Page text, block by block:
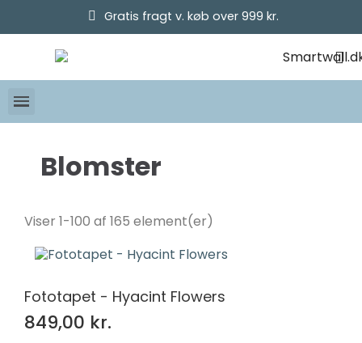
Gratis fragt v. køb over 999 kr.
kr.
kr.
Størrelse
225x250
32
254x184
270x180
Blomster
Viser 1-100 af 165 element(er)
Fototapet - Hyacint Flowers
849,00 kr.